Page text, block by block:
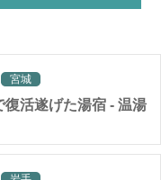
宮城
活遂げた湯宿 - 温湯